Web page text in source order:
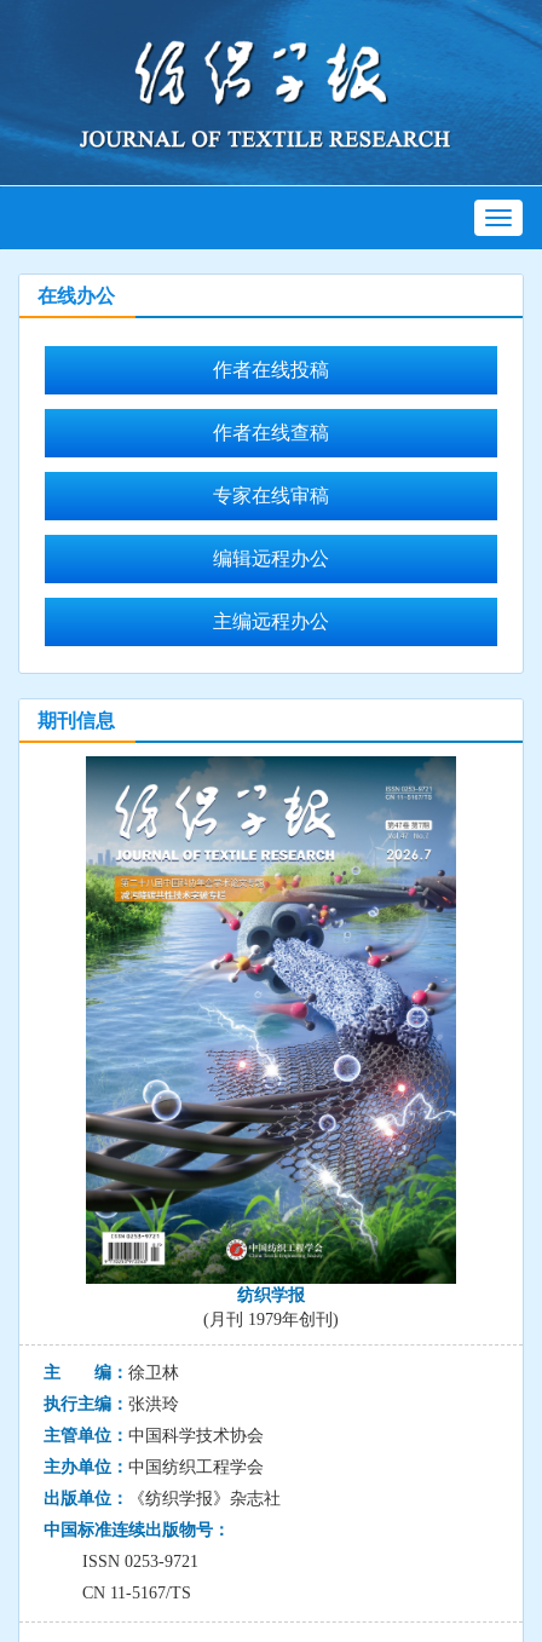
在线办公
作者在线投稿
作者在线查稿
专家在线审稿
编辑远程办公
主编远程办公
期刊信息
纺织学报
(月刊 1979年创刊)
主 编： 徐卫林
执行主编： 张洪玲
主管单位： 中国科学技术协会
主办单位： 中国纺织工程学会
出版单位：
《纺织学报》杂志社
中国标准连续出版物号：
ISSN 0253-9721
CN 11-5167/TS